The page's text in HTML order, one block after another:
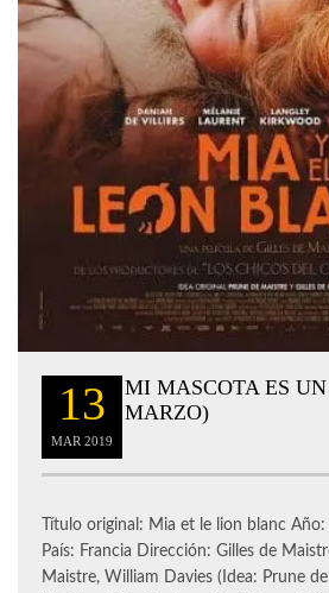
13
MAR 2019
MI MASCOTA ES
MARZO)
Título original: Mia et le lion blanc
País: Francia Dirección: Gilles de
Maistre, William Davies (Idea: Prune